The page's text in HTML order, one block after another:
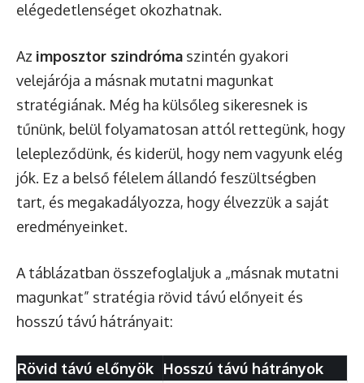
elégedetlenséget okozhatnak.
Az imposztor szindróma szintén gyakori
velejárója a másnak mutatni magunkat
stratégiának. Még ha külsőleg sikeresnek is
tűnünk, belül folyamatosan attól rettegünk, hogy
lelepleződünk, és kiderül, hogy nem vagyunk elég
jók. Ez a belső félelem állandó feszültségben
tart, és megakadályozza, hogy élvezzük a saját
eredményeinket.
A táblázatban összefoglaljuk a „másnak mutatni
magunkat” stratégia rövid távú előnyeit és
hosszú távú hátrányait:
Rövid távú előnyök Hosszú távú hátrányok